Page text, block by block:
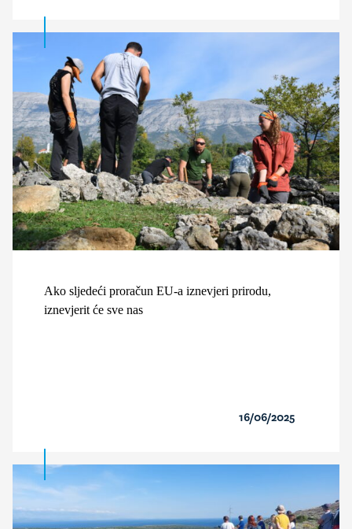
Ako sljedeći proračun EU-a iznevjeri prirodu,
iznevjerit će sve nas
16/06/2025